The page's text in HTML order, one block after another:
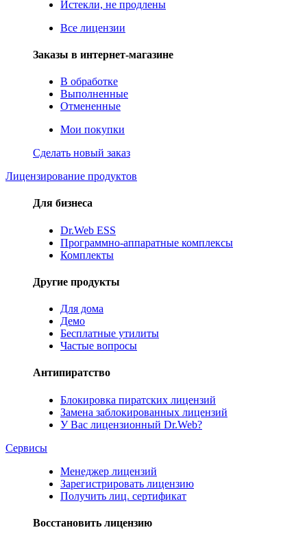
Истекли, не продлены
Все лицензии
Заказы в интернет-магазине
В обработке
Выполненные
Отмененные
Мои покупки
Сделать новый заказ
Лицензирование продуктов
Для бизнеса
Dr.Web ESS
Программно-аппаратные комплексы
Комплекты
Другие продукты
Для дома
Демо
Бесплатные утилиты
Частые вопросы
Антипиратство
Блокировка пиратских лицензий
Замена заблокированных лицензий
У Вас лицензионный Dr.Web?
Сервисы
Менеджер лицензий
Зарегистрировать лицензию
Получить лиц. сертификат
Восстановить лицензию